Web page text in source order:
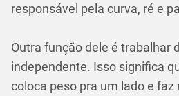
responsável pela curva, ré e
Outra função dele é trabalhar
independente. Isso significa
coloca peso pra um lado e